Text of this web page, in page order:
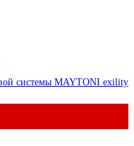
системы MAYTONI exility